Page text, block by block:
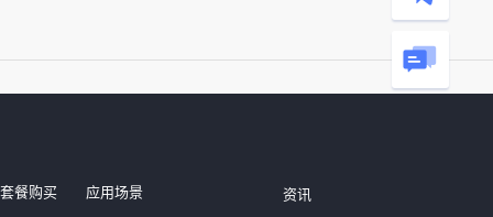
套餐购买
应用场景
资讯
发布于： 2026年08月10日